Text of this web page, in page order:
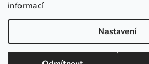
informací
Nastavení
Vytvořil Shoptet